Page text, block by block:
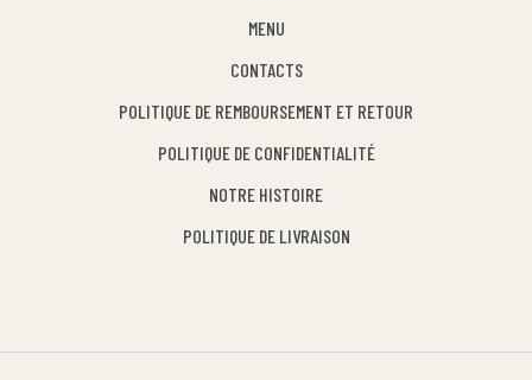
MENU
CONTACTS
POLITIQUE DE REMBOURSEMENT ET RETOUR
POLITIQUE DE CONFIDENTIALITÉ
NOTRE HISTOIRE
POLITIQUE DE LIVRAISON